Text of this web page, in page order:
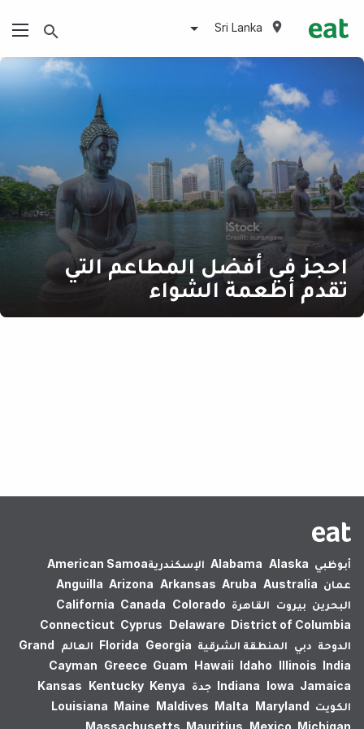
Sri Lanka
احجز في أفضل المطاعم التي
تقدم أطعمة الشواء
أبوظبي Alabama Alaska الإسكندرية‎American Samoa
عمان
Anguilla Arizona Arkansas Aruba Australia
البحرين بيروت القاهرة California Canada Colorado
Connecticut Cyprus Delaware District of Columbia
الدوحة دبي المنطقة الشرقية Florida Georgia العالم
Grand
Cayman Greece Guam Hawaii Idaho Illinois India
Indiana Iowa Jamaica جدة Kansas Kentucky Kenya
الكويت
Louisiana Maine Maldives Malta Maryland